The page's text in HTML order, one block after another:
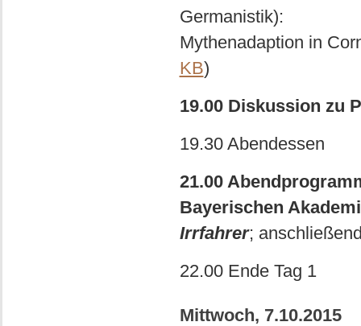
Germanistik):
Mythenadaption in
KB)
19.00 Diskussion zu
19.30 Abendessen
21.00
Bayerischen
Irrfahrer;
22.00 Ende Tag 1
Mittwoch, 7.10.2015